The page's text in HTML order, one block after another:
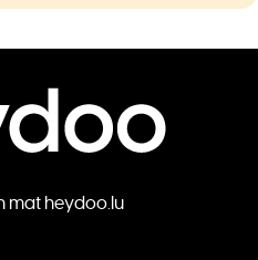
mat heydoo.lu